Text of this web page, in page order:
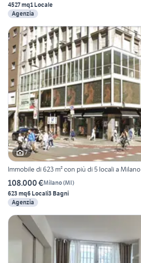
4527 mq1 Locale
Agenzia
7
Immobile di 623 m² con più di 5 locali a Milano
108.000 €Milano(MI)
623 mq6 Locali3 Bagni
Agenzia